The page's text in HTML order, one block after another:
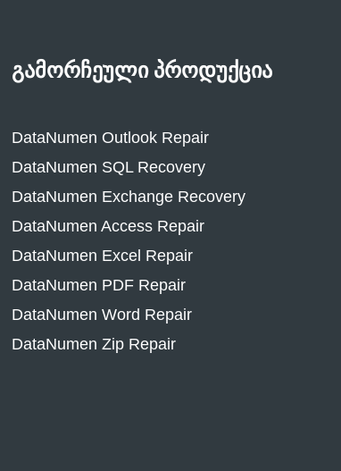
გამორჩეული პროდუქცია
DataNumen Outlook Repair
DataNumen SQL Recovery
DataNumen Exchange Recovery
DataNumen Access Repair
DataNumen Excel Repair
DataNumen PDF Repair
DataNumen Word Repair
DataNumen Zip Repair